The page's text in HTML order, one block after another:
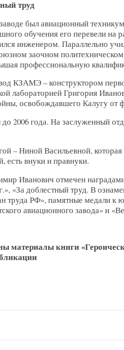
труд
был авиационный
обучения его перевели на
инженером. Параллельно
заочном
профессиональную
КЗАМЭ – конструктором
лабораторией Григория
освобождавшего Калугу от
2006 года. На заслуженный
– Ниной Васильевной,
есть внуки и правнуки.
Иванович отмечен
«За доблестный труд. В
труда РФ», памятные медали
авиационного завода» и
материалы книги